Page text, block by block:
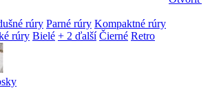
rúry Parné rúry Kompaktné rúry
rúry Bielé + 2 ďalší Čierné Retro